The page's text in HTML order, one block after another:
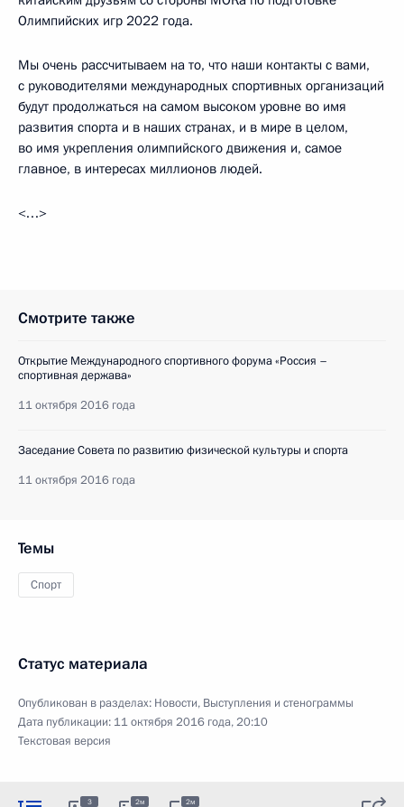
Олимпийских игр 2022 года.
Мы очень рассчитываем на то, что наши контакты с вами,
с руководителями международных спортивных организаций
будут продолжаться на самом высоком уровне во имя
развития спорта и в наших странах, и в мире в целом,
во имя укрепления олимпийского движения и, самое
главное, в интересах миллионов людей.
<…>
Смотрите также
Открытие Международного спортивного форума «Россия –
спортивная держава»
11 октября 2016 года
Заседание Совета по развитию физической культуры и спорта
11 октября 2016 года
Темы
Спорт
Статус материала
Опубликован в разделах: Новости, Выступления и стенограммы
Дата публикации: 11 октября 2016 года, 20:10
Текстовая версия
3 2м 2м